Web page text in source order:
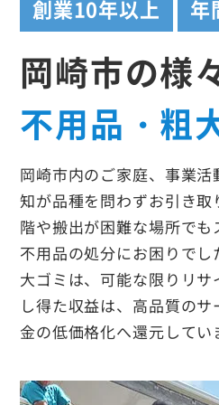
創業10年以上 年
岡崎市の様
不用品・粗
岡崎市内のご家庭、事業
知が品種を問わずお引き
階や搬出が困難な場所で
不用品の処分にお困りで
大ゴミは、可能な限りリ
し得た収益は、高品質の
金の低価格化へ還元してい